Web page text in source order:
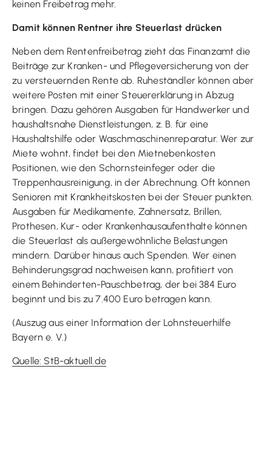
keinen Freibetrag mehr.
Damit können Rentner ihre Steuerlast drücken
Neben dem Rentenfreibetrag zieht das Finanzamt die
Beiträge zur Kranken- und Pflegeversicherung von der
zu versteuernden Rente ab. Ruheständler können aber
weitere Posten mit einer Steuererklärung in Abzug
bringen. Dazu gehören Ausgaben für Handwerker und
haushaltsnahe Dienstleistungen, z. B. für eine
Haushaltshilfe oder Waschmaschinenreparatur. Wer zur
Miete wohnt, findet bei den Mietnebenkosten
Positionen, wie den Schornsteinfeger oder die
Treppenhausreinigung, in der Abrechnung. Oft können
Senioren mit Krankheitskosten bei der Steuer punkten.
Ausgaben für Medikamente, Zahnersatz, Brillen,
Prothesen, Kur- oder Krankenhausaufenthalte können
die Steuerlast als außergewöhnliche Belastungen
mindern. Darüber hinaus auch Spenden. Wer einen
Behinderungsgrad nachweisen kann, profitiert von
einem Behinderten-Pauschbetrag, der bei 384 Euro
beginnt und bis zu 7.400 Euro betragen kann.
(Auszug aus einer Information der Lohnsteuerhilfe
Bayern e. V.)
Quelle: StB-aktuell.de